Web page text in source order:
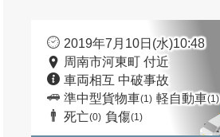
2019年7月10日(水)10:48
周南市河東町 付近
車両相互 中破事故
準中型貨物車(1) 軽自動車(1)
死亡(0) 負傷(1)